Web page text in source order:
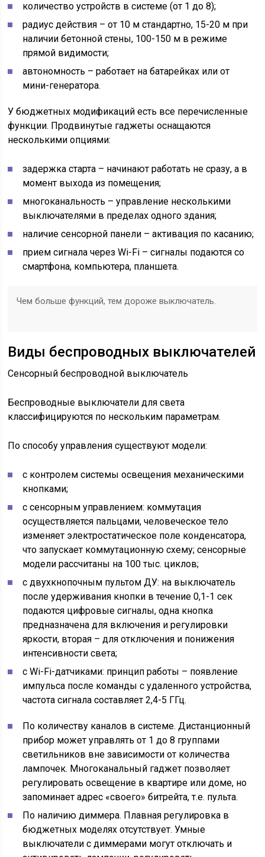
количество устройств в системе (от 1 до 8);
радиус действия – от 10 м стандартно, 15-20 м при
наличии бетонной стены, 100-150 м в режиме
прямой видимости;
автономность – работает на батарейках или от
мини-генератора.
У бюджетных модификаций есть все перечисленные
функции. Продвинутые гаджеты оснащаются
несколькими опциями:
задержка старта – начинают работать не сразу, а в
момент выхода из помещения;
многоканальность – управление несколькими
выключателями в пределах одного здания;
наличие сенсорной панели – активация по касанию;
прием сигнала через Wi-Fi – сигналы подаются со
смартфона, компьютера, планшета.
Чем больше функций, тем дороже выключатель.
Виды беспроводных выключателей
Сенсорный беспроводной выключатель
Беспроводные выключатели для света
классифицируются по нескольким параметрам.
По способу управления существуют модели:
с контролем системы освещения механическими
кнопками;
с сенсорным управлением: коммутация
осуществляется пальцами, человеческое тело
изменяет электростатическое поле конденсатора,
что запускает коммутационную схему; сенсорные
модели рассчитаны на 100 тыс. циклов;
с двухкнопочным пультом ДУ: на выключатель
после удерживания кнопки в течение 0,1-1 сек
подаются цифровые сигналы, одна кнопка
предназначена для включения и регулировки
яркости, вторая – для отключения и понижения
интенсивности света;
с Wi-Fi-датчиками: принцип работы – появление
импульса после команды с удаленного устройства,
частота сигнала составляет 2,4-5 ГГц.
По количеству каналов в системе. Дистанционный
прибор может управлять от 1 до 8 группами
светильников вне зависимости от количества
лампочек. Многоканальный гаджет позволяет
регулировать освещение в квартире или доме, но
запоминает адрес «своего» битрейта, т.е. пульта.
По наличию диммера. Плавная регулировка в
бюджетных моделях отсутствует. Умные
выключатели с диммерами могут отключать и